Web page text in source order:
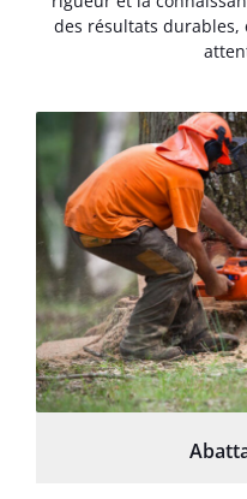
des résultats durables,